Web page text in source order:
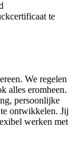
te
We regelen
alles eromheen.
persoonlijke
ontwikkelen. Jij
werken met